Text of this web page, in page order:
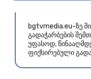
bgtvmedia.eu-ზე
გადაჭარბების
უფასოდ,
ფიქსირებული